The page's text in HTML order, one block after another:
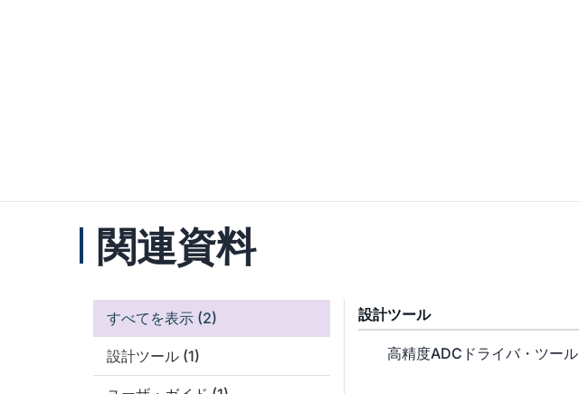
関連資料
すべてを表示 (2)
設計ツール (1)
設計ツール
高精度ADCドライバ・ツール